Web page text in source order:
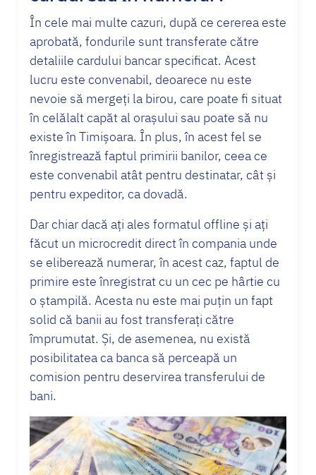
În cele mai multe cazuri, după ce cererea este
aprobată, fondurile sunt transferate către
detaliile cardului bancar specificat. Acest
lucru este convenabil, deoarece nu este
nevoie să mergeți la birou, care poate fi situat
în celălalt capăt al orașului sau poate să nu
existe în Timișoara. În plus, în acest fel se
înregistrează faptul primirii banilor, ceea ce
este convenabil atât pentru destinatar, cât și
pentru expeditor, ca dovadă.
Dar chiar dacă ați ales formatul offline și ați
făcut un microcredit direct în compania unde
se eliberează numerar, în acest caz, faptul de
primire este înregistrat cu un cec pe hârtie cu
o ștampilă. Acesta nu este mai puțin un fapt
solid că banii au fost transferați către
împrumutat. Și, de asemenea, nu există
posibilitatea ca banca să perceapă un
comision pentru deservirea transferului de
bani.